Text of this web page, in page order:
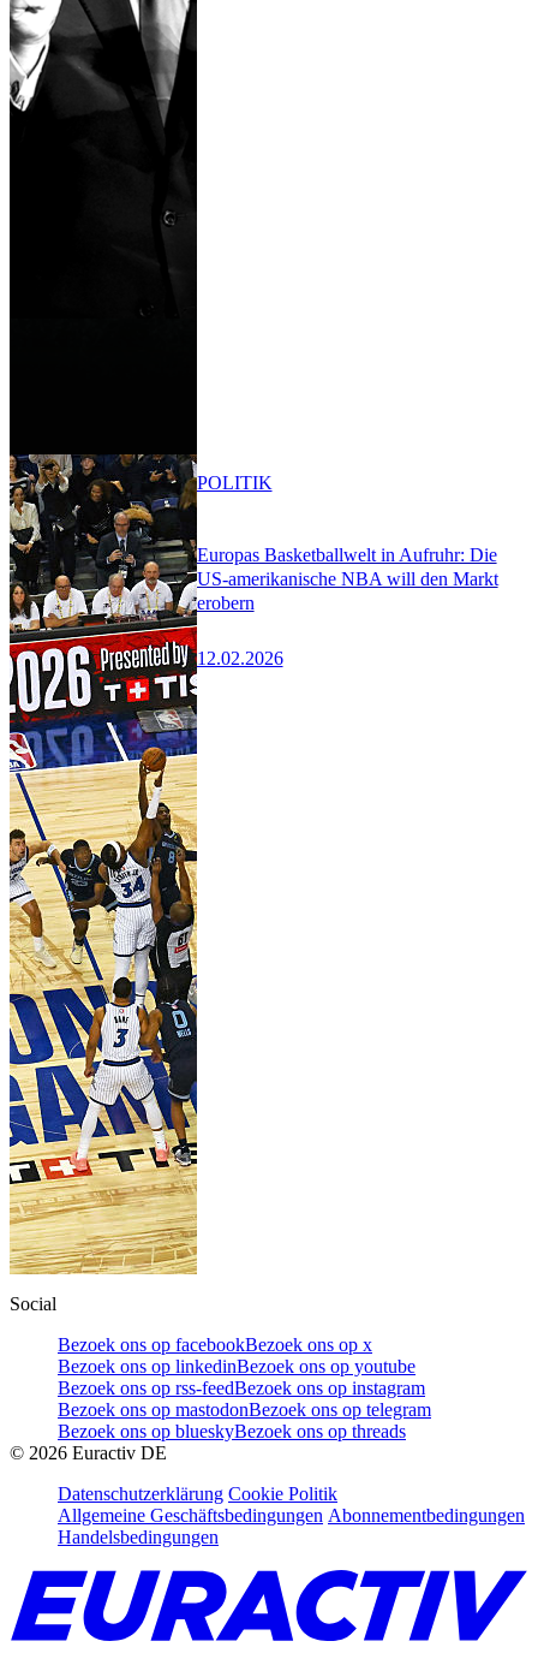
Europas Basketballwelt in Aufruhr: Die
US-amerikanische NBA will den Markt
erobern
12.02.2026
POLITIK
Social
Bezoek ons op facebookBezoek ons op x
Bezoek ons op linkedinBezoek ons op youtube
Bezoek ons op rss-feedBezoek ons op instagram
Bezoek ons op mastodonBezoek ons op telegram
Bezoek ons op blueskyBezoek ons op threads
© 2026 Euractiv DE
Datenschutzerklärung Cookie Politik
Allgemeine Geschäftsbedingungen Abonnementbedingungen
Handelsbedingungen